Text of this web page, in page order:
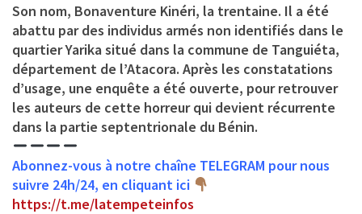
Son nom, Bonaventure Kinéri, la trentaine. Il a été
abattu par des individus armés non identifiés dans le
quartier Yarika situé dans la commune de Tanguiéta,
département de l’Atacora. Après les constatations
d’usage, une enquête a été ouverte, pour retrouver
les auteurs de cette horreur qui devient récurrente
dans la partie septentrionale du Bénin.
Abonnez-vous à notre chaîne TELEGRAM pour nous
suivre 24h/24, en cliquant ici
https://t.me/latempeteinfos